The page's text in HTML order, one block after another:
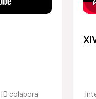
colabora